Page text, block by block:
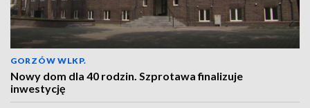
GORZÓW WLKP.
Nowy dom dla 40 rodzin. Szprotawa finalizuje
inwestycję